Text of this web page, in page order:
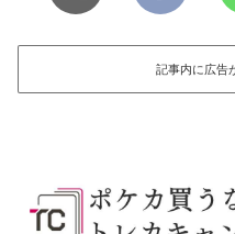
記事内に広告